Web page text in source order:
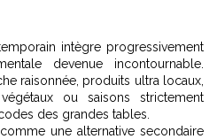
intègre progressivement
devenue incontournable.
raisonnée, produits ultra locaux,
ou saisons strictement
des grandes tables.
une alternative secondaire